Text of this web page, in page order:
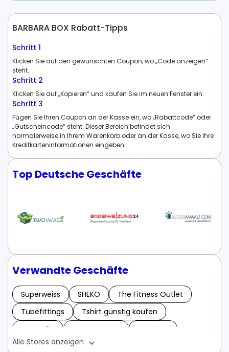
BARBARA BOX Rabatt-Tipps
Schritt 1
Klicken Sie auf den gewünschten Coupon, wo „Code anzeigen“
steht.
Schritt 2
Klicken Sie auf „Kopieren“ und kaufen Sie im neuen Fenster ein.
Schritt 3
Fügen Sie Ihren Coupon an der Kasse ein, wo „Rabattcode“ oder
„Gutscheincode“ steht. Dieser Bereich befindet sich
normalerweise in Ihrem Warenkorb oder an der Kasse, wo Sie Ihre
Kreditkarteninformationen eingeben.
Top Deutsche Geschäfte
Verwandte Geschäfte
Superweiss SHEKO
The Fitness Outlet
Tubefittings
Tshirt günstig kaufen
Tanzer24
Bienenpatenschaft
Alle Stores anzeigen